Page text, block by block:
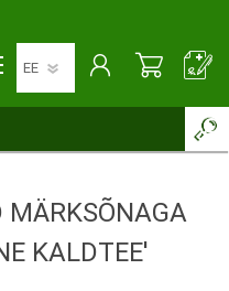
MÄRKSÕNAGA
KALDTEE'